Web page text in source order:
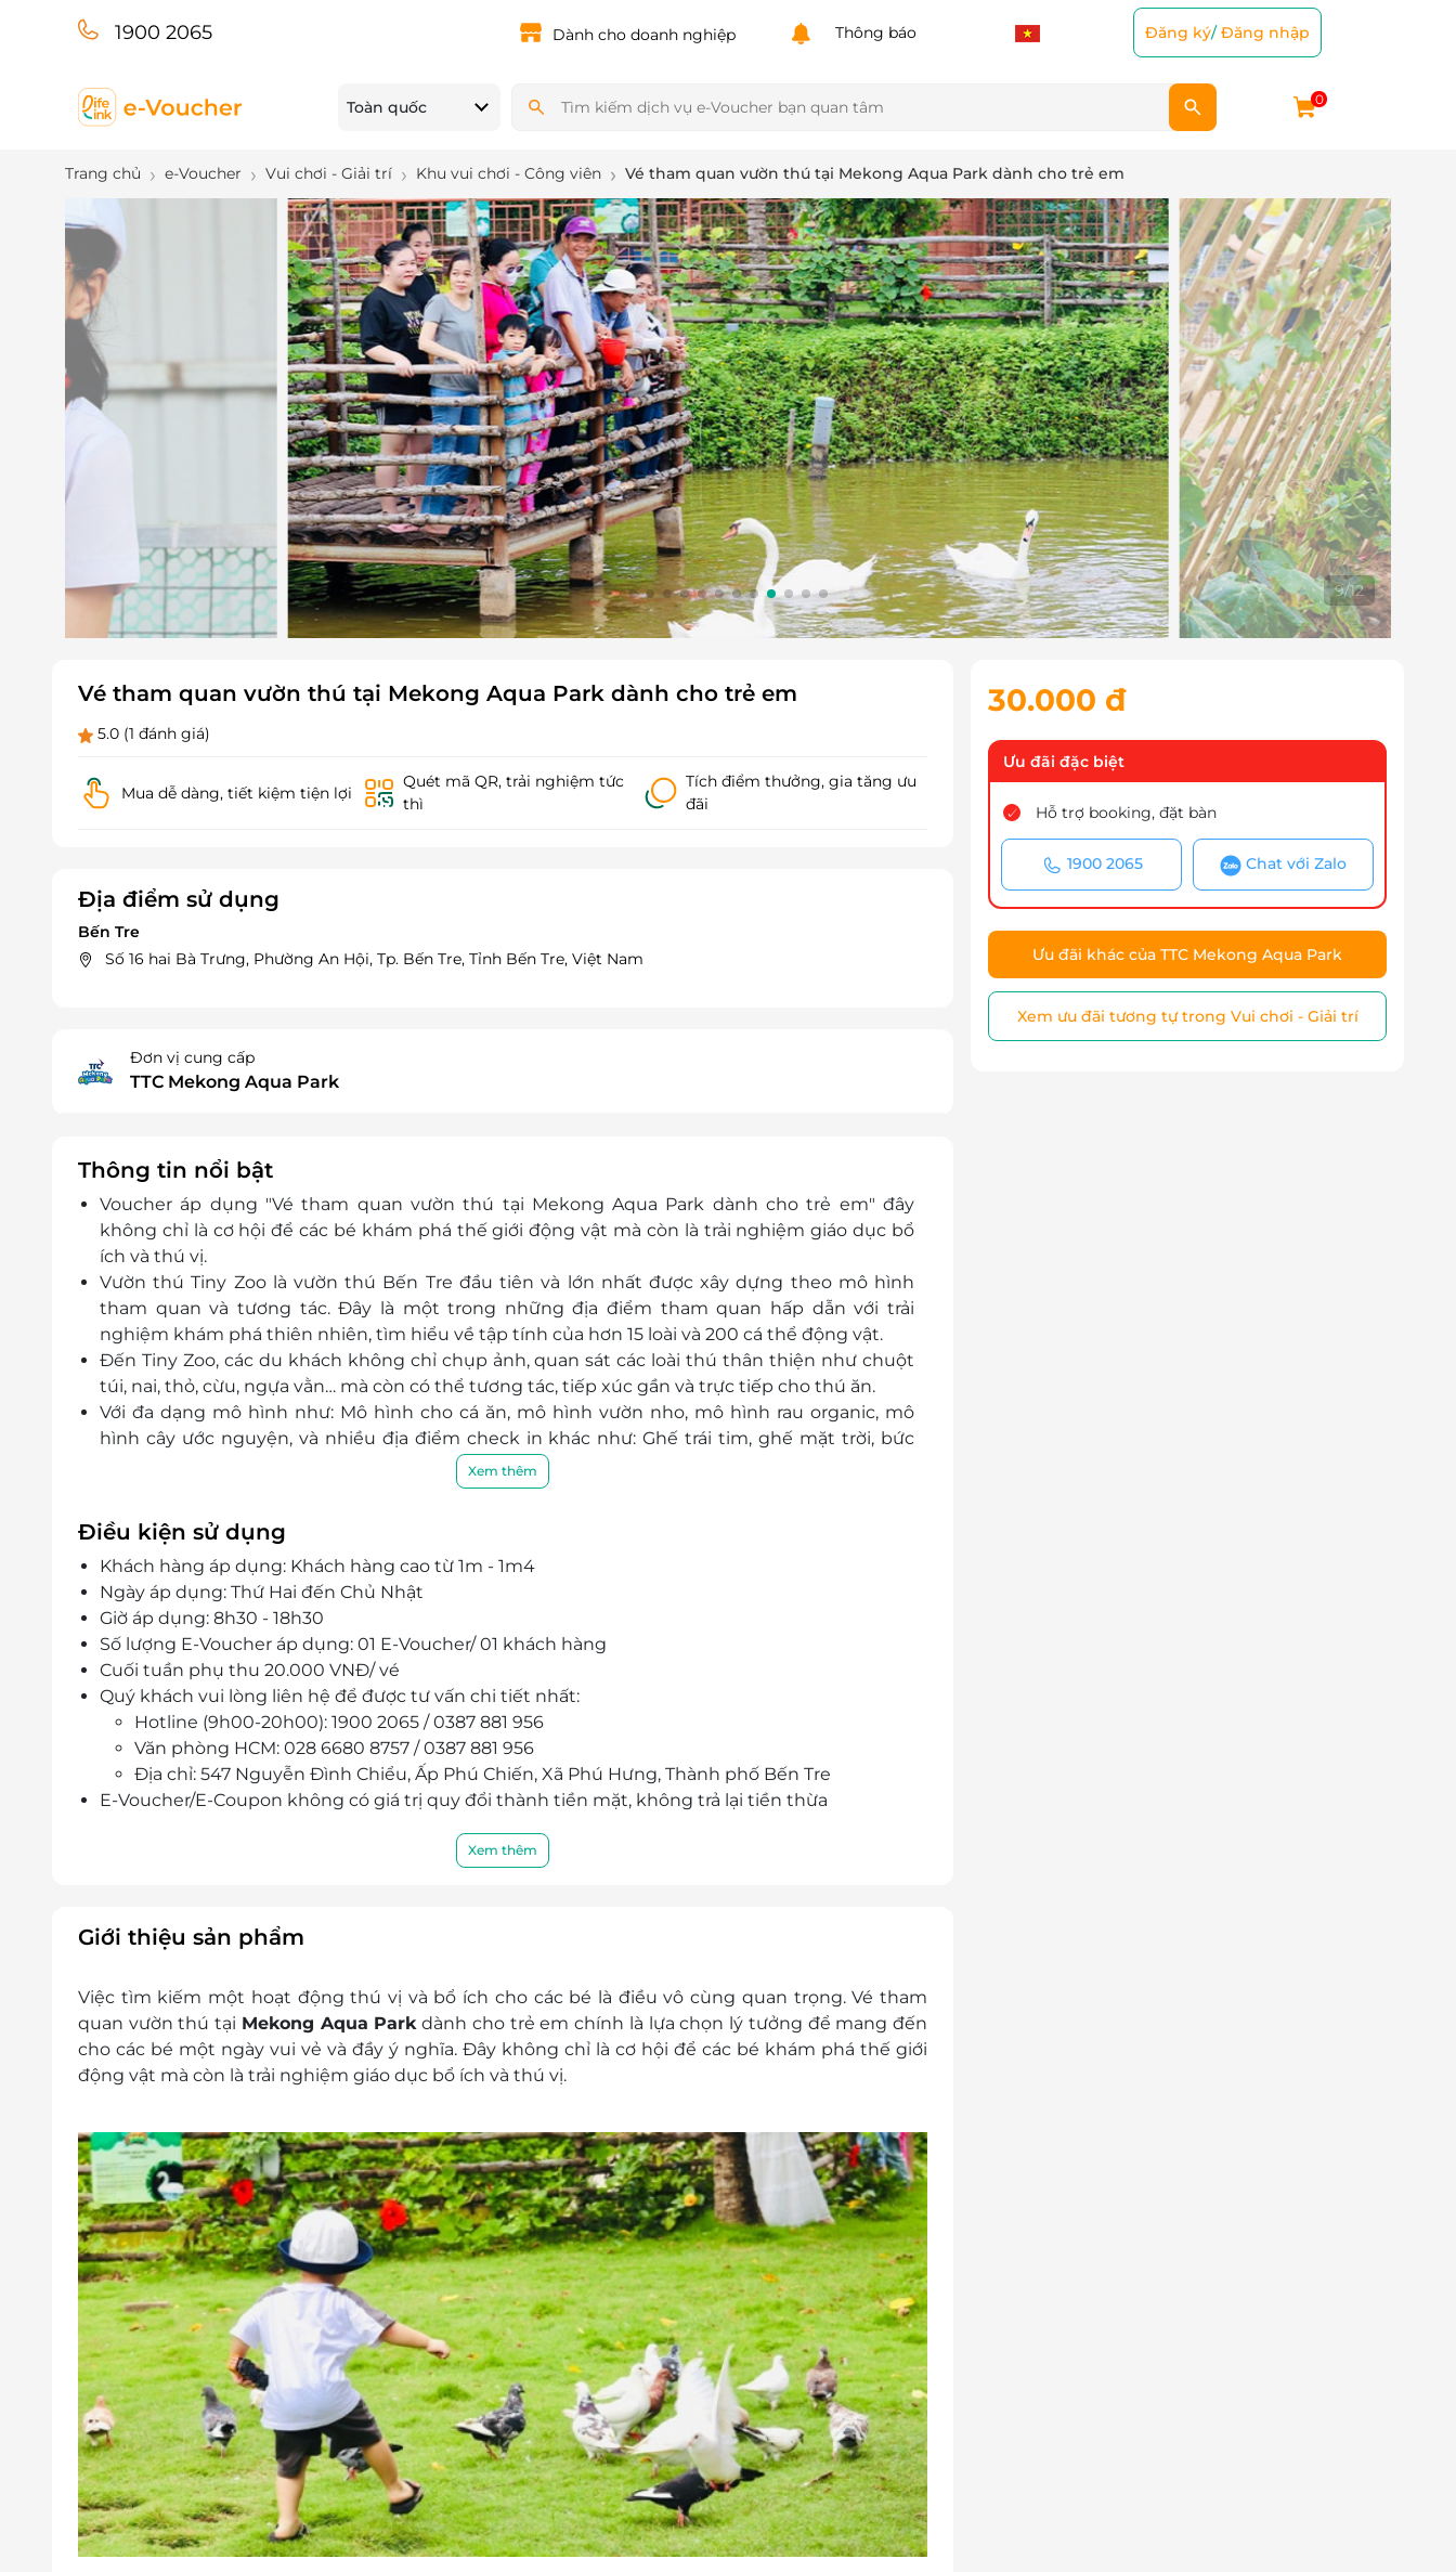
1900 2065 Dành cho doanh nghiệp Thông báo Đăng ký/Đăng nhập
Toàn quốc 0
Trang chủ e-Voucher Vui chơi - Giải trí Khu vui chơi - Công viên Vé tham quan vườn thú tại Mekong Aqua Park dành cho trẻ em
10/12
Vé tham quan vườn thú tại Mekong Aqua Park dành cho trẻ em
5.0 (1 đánh giá)
Mua dễ dàng, tiết kiệm tiện lợi
Quét mã QR, trải nghiệm tức
thì
Tích điểm thưởng, gia tăng ưu
đãi
Địa điểm sử dụng
Bến Tre
Số 16 hai Bà Trưng, Phường An Hội, Tp. Bến Tre, Tỉnh Bến Tre, Việt Nam
Đơn vị cung cấp
TTC Mekong Aqua Park
Thông tin nổi bật
Voucher áp dụng "Vé tham quan vườn thú tại Mekong Aqua Park dành cho trẻ em" đây
không chỉ là cơ hội để các bé khám phá thế giới động vật mà còn là trải nghiệm giáo dục bổ
ích và thú vị.
Vườn thú Tiny Zoo là vườn thú Bến Tre đầu tiên và lớn nhất được xây dựng theo mô hình
tham quan và tương tác. Đây là một trong những địa điểm tham quan hấp dẫn với trải
nghiệm khám phá thiên nhiên, tìm hiểu về tập tính của hơn 15 loài và 200 cá thể động vật.
Đến Tiny Zoo, các du khách không chỉ chụp ảnh, quan sát các loài thú thân thiện như chuột
túi, nai, thỏ, cừu, ngựa vằn… mà còn có thể tương tác, tiếp xúc gần và trực tiếp cho thú ăn.
Với đa dạng mô hình như: Mô hình cho cá ăn, mô hình vườn nho, mô hình rau organic, mô
hình cây ước nguyện, và nhiều địa điểm check in khác như: Ghế trái tim, ghế mặt trời, bức
tường màu tím, phao hồng hạc,... sẽ giúp khách có rất nhiều trải nghiêm thú vị.
Xem thêm
Điều kiện sử dụng
Khách hàng áp dụng: Khách hàng cao từ 1m - 1m4
Ngày áp dụng: Thứ Hai đến Chủ Nhật
Giờ áp dụng: 8h30 - 18h30
Số lượng E-Voucher áp dụng: 01 E-Voucher/ 01 khách hàng
Cuối tuần phụ thu 20.000 VNĐ/ vé
Quý khách vui lòng liên hệ để được tư vấn chi tiết nhất:
Hotline (9h00-20h00): 1900 2065 / 0387 881 956
Văn phòng HCM: 028 6680 8757 / 0387 881 956
Địa chỉ: 547 Nguyễn Đình Chiểu, Ấp Phú Chiến, Xã Phú Hưng, Thành phố Bến Tre
E-Voucher/E-Coupon không có giá trị quy đổi thành tiền mặt, không trả lại tiền thừa
Xem thêm
Giới thiệu sản phẩm
Việc tìm kiếm một hoạt động thú vị và bổ ích cho các bé là điều vô cùng quan trọng. Vé tham
quan vườn thú tại Mekong Aqua Parkdành cho trẻ em chính là lựa chọn lý tưởng để mang đến
cho các bé một ngày vui vẻ và đầy ý nghĩa. Đây không chỉ là cơ hội để các bé khám phá thế giới
động vật mà còn là trải nghiệm giáo dục bổ ích và thú vị.
30.000 đ
Ưu đãi đặc biệt
Hỗ trợ booking, đặt bàn
1900 2065 Chat với Zalo
Ưu đãi khác của TTC Mekong Aqua Park
Xem ưu đãi tương tự trong Vui chơi - Giải trí